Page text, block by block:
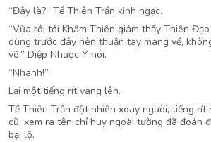
“Đây là?” Tề Thiên Trần kinh ngạc.
“Vừa rồi tới Khâm Thiên giám thấy Thiên
dùng trước đây nên thuận tay mang về,
võ.” Diệp Nhược Y nói.
“Nhanh!”
Lại một tiếng rít vang lên.
Tề Thiên Trần đột nhiên xoay người, tiếng rít
cũ, xem ra tên chỉ huy ngoài tường đã đoán
bại lộ.